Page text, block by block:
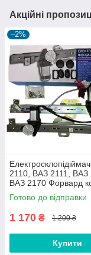
Акційні
–2%
2110, ВАЗ 2111, ВАЗ
ВАЗ 2170 Форвард
Готово до відправки
1 170 ₴ 1 200 ₴
Купити